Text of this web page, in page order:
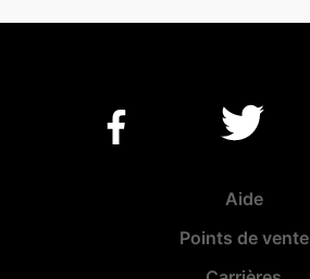
Aide
Points de vente